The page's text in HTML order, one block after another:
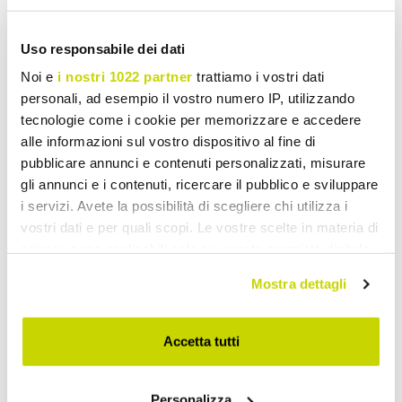
Uso responsabile dei dati
Noi e i nostri 1022 partner trattiamo i vostri dati
personali, ad esempio il vostro numero IP, utilizzando
tecnologie come i cookie per memorizzare e accedere
alle informazioni sul vostro dispositivo al fine di
pubblicare annunci e contenuti personalizzati, misurare
gli annunci e i contenuti, ricercare il pubblico e sviluppare
i servizi. Avete la possibilità di scegliere chi utilizza i
vostri dati e per quali scopi. Le vostre scelte in materia di
modificare o revocare il proprio consenso in qualsiasi
momento dalla Dichiarazione sui cookie o facendo clic
sull'icona di attivazione della privacy.
Mostra dettagli
Accetta tutti
Share
Decorative Vases